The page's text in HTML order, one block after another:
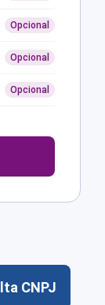
Opcional
Opcional
Opcional
CNPJ